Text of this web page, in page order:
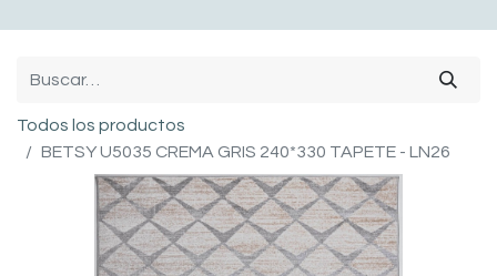
Todos los productos
BETSY U5035 CREMA GRIS 240*330 TAPETE - LN26